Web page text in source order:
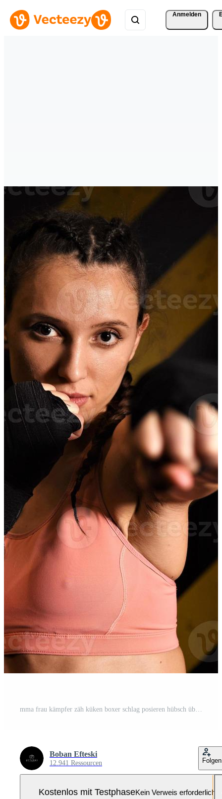
Anmelden
mma frau kämpfer zäh küken boxer schlag posieren hübsch übung training cross fit athlet Pro Foto
Boban Efteski
12.941 Ressourcen Folgen
Kostenlos mit TestphaseKein Verweis erforderlich